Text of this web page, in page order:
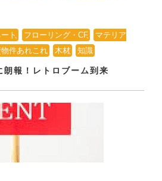
ト、 フローリング・CF、
マテリア
件あれこれ、 木材、 知識
朗報！レトロブーム到来